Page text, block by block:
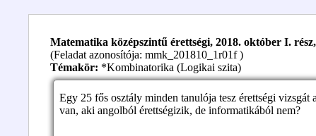
Matematika középszintű érettségi, 2018. október I.
(Feladat azonosítója: mmk_201810_1r01f )
Témakör: *Kombinatorika (Logikai szita)
Egy 25 fős osztály minden tanulója tesz érettségi
van, aki angolból érettségizik, de informatikából nem?